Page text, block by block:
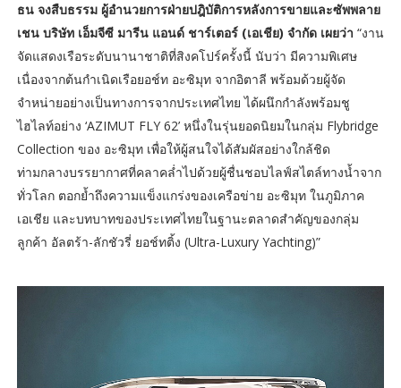
ธน จงสืบธรรม ผู้อำนวยการฝ่ายปฎิบัติการหลังการขายและซัพพลาย
เชน บริษัท เอ็มจีซี มารีน แอนด์ ชาร์เตอร์ (เอเชีย) จำกัด เผยว่า “งาน
จัดแสดงเรือระดับนานาชาติที่สิงคโปร์ครั้งนี้ นับว่า มีความพิเศษ
เนื่องจากต้นกำเนิดเรือยอช์ท อะซิมุท จากอิตาลี พร้อมด้วยผู้จัด
จำหน่ายอย่างเป็นทางการจากประเทศไทย ได้ผนึกกำลังพร้อมชู
ไฮไลท์อย่าง ‘AZIMUT FLY 62’ หนึ่งในรุ่นยอดนิยมในกลุ่ม Flybridge
Collection ของ อะซิมุท เพื่อให้ผู้สนใจได้สัมผัสอย่างใกล้ชิด
ท่ามกลางบรรยากาศที่คลาคล่ำไปด้วยผู้ชื่นชอบไลฟ์สไตล์ทางน้ำจาก
ทั่วโลก ตอกย้ำถึงความแข็งแกร่งของเครือข่าย อะซิมุท ในภูมิภาค
เอเชีย และบทบาทของประเทศไทยในฐานะตลาดสำคัญของกลุ่ม
ลูกค้า อัลตร้า-ลักชัวรี่ ยอช์ทติ้ง (Ultra-Luxury Yachting)”